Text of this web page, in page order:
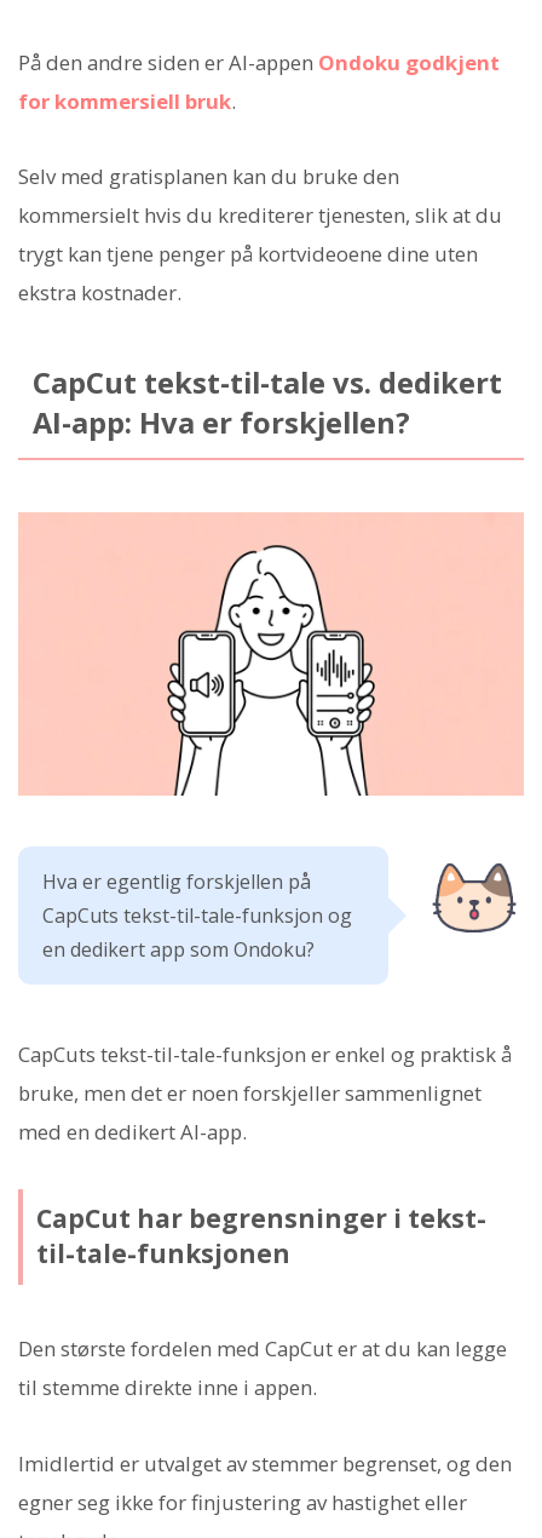
På den andre siden er AI-appen Ondoku godkjent
for kommersiell bruk.
Selv med gratisplanen kan du bruke den
kommersielt hvis du krediterer tjenesten, slik at du
trygt kan tjene penger på kortvideoene dine uten
ekstra kostnader.
CapCut tekst-til-tale vs. dedikert
AI-app: Hva er forskjellen?
Hva er egentlig forskjellen på
CapCuts tekst-til-tale-funksjon og
en dedikert app som Ondoku?
CapCuts tekst-til-tale-funksjon er enkel og praktisk å
bruke, men det er noen forskjeller sammenlignet
med en dedikert AI-app.
CapCut har begrensninger i tekst-
til-tale-funksjonen
Den største fordelen med CapCut er at du kan legge
til stemme direkte inne i appen.
Imidlertid er utvalget av stemmer begrenset, og den
egner seg ikke for finjustering av hastighet eller